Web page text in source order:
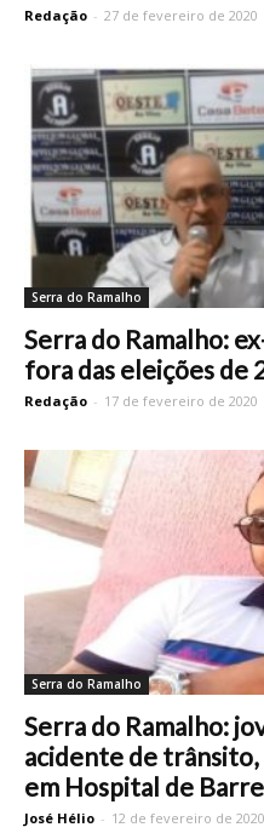
Redação - 27 de fevereiro de 2020
Serra do Ramalho
Serra do Ramalho:
fora das eleições de
Redação - 17 de fevereiro de 2020
Serra do Ramalho
Serra do Ramalho:
acidente de
em Hospital de
José Hélio - 12 de fevereiro de 2020